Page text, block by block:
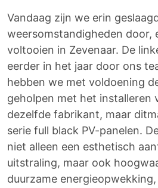
Vandaag zijn we erin
weersomstandigheden door,
voltooien in Zevenaar. De
eerder in het jaar door ons
hebben we met voldoening
geholpen met het installeren
dezelfde fabrikant, maar
serie full black PV-panelen.
niet alleen een esthetisch
uitstraling, maar ook
duurzame